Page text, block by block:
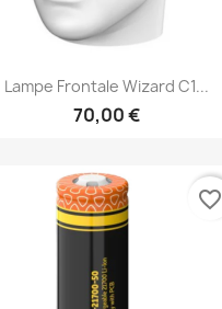
Vorschau
Lampe Frontale Wizard C1...
70,00 €
favorite_border